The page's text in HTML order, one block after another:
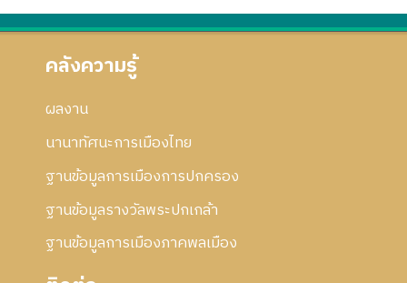
คลังความรู้
ผลงาน
นานาทัศนะการเมืองไทย
ฐานข้อมูลการเมืองการปกครอง
ฐานข้อมูลรางวัลพระปกเกล้า
ฐานข้อมูลการเมืองภาคพลเมือง